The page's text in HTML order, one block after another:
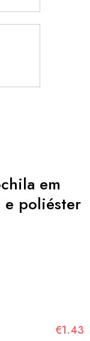
em
e poliéster
€1.43